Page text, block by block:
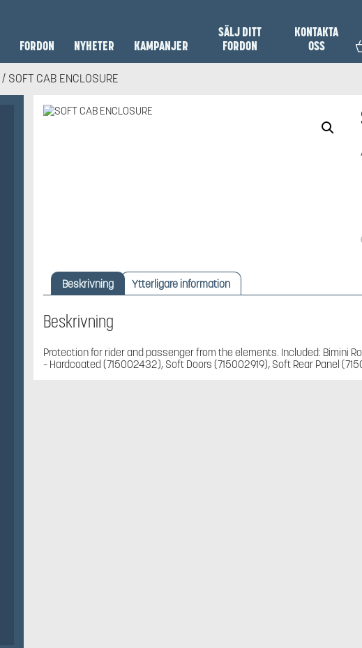
FORDON NYHETER KAMPANJER
SÄLJ DITT
FORDON
KONTAKTA
OSS
/ SOFT CAB ENCLOSURE
Beskrivning Ytterligare information
Beskrivning
Protection for rider and passenger from the elements. Included: Bimini
– Hardcoated (715002432), Soft Doors (715002919), Soft Rear Panel